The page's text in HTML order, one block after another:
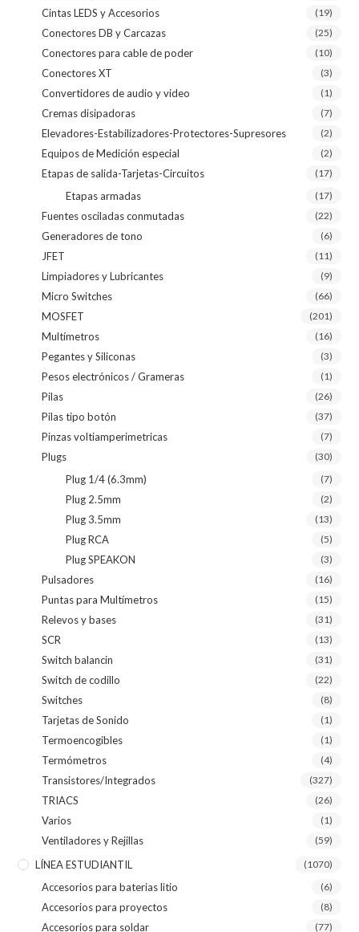
Cintas LEDS y Accesorios (19)
Conectores DB y Carcazas (25)
Conectores para cable de poder (10)
Conectores XT (3)
Convertidores de audio y video (1)
Cremas disipadoras (7)
Elevadores-Estabilizadores-Protectores-Supresores (2)
Equipos de Medición especial (2)
Etapas de salida-Tarjetas-Circuitos (17)
Etapas armadas (17)
Fuentes osciladas conmutadas (22)
Generadores de tono (6)
JFET (11)
Limpiadores y Lubricantes (9)
Micro Switches (66)
MOSFET (201)
Multímetros (16)
Pegantes y Siliconas (3)
Pesos electrónicos / Grameras (1)
Pilas (26)
Pilas tipo botón (37)
Pinzas voltiamperimetricas (7)
Plugs (30)
Plug 1/4 (6.3mm) (7)
Plug 2.5mm (2)
Plug 3.5mm (13)
Plug RCA (5)
Plug SPEAKON (3)
Pulsadores (16)
Puntas para Multímetros (15)
Relevos y bases (31)
SCR (13)
Switch balancin (31)
Switch de codillo (22)
Switches (8)
Tarjetas de Sonido (1)
Termoencogibles (1)
Termómetros (4)
Transistores/Integrados (327)
TRIACS (26)
Varios (1)
Ventiladores y Rejillas (59)
LÍNEA ESTUDIANTIL (1070)
Accesorios para baterias litio (6)
Accesorios para proyectos (8)
Accesorios para soldar (77)